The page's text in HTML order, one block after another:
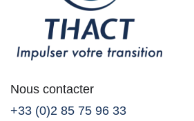
Nous contacter
+33 (0)2 85 75 96 33